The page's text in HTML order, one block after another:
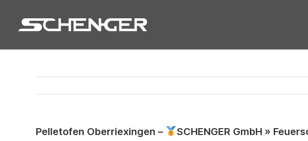
springen
Pelletofen Oberriexingen – SCHENGER GmbH »